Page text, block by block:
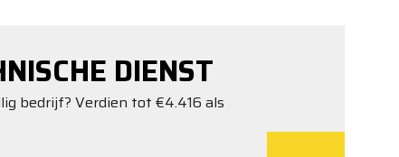
DIENST
bedrijf? Verdien tot €4.416 als